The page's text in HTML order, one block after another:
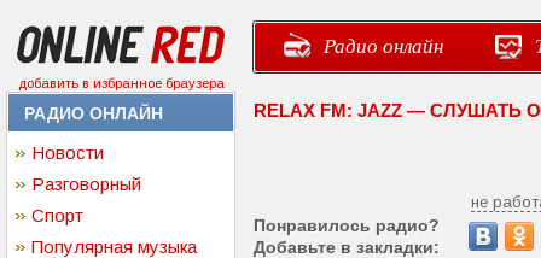
добавить в избранное браузера
Радио онлайн
РАДИО ОНЛАЙН
Новости
Разговорный
Спорт
Популярная музыка
RELAX FM: JAZZ — СЛУШАТЬ
не
Понравилось радио?
Добавьте в закладки: